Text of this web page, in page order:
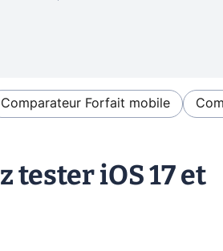
Comparateur Forfait mobile
tester iOS 17 et